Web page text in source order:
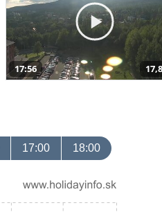
17:56
17:00 18:00